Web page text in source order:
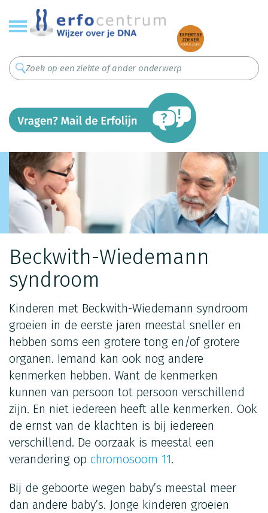
Overslaan
en
naar
inhoud
gaan
Beckwith-Wiedemann
syndroom
Kinderen met Beckwith-Wiedemann syndroom
groeien in de eerste jaren meestal sneller en
hebben soms een grotere tong en/of grotere
organen. Iemand kan ook nog andere
kenmerken hebben. Want de kenmerken
kunnen van persoon tot persoon verschillend
zijn. En niet iedereen heeft alle kenmerken. Ook
de ernst van de klachten is bij iedereen
verschillend. De oorzaak is meestal een
verandering op chromosoom 11.
Bij de geboorte wegen baby’s meestal meer
dan andere baby’s. Jonge kinderen groeien